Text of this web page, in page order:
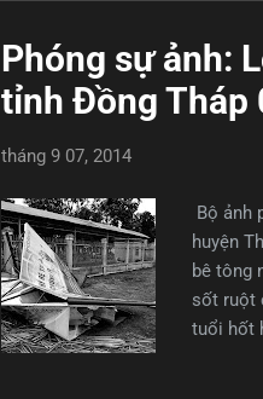
Phóng sự ảnh:
tỉnh Đồng Tháp
tháng 9 07, 2014
Bộ ảnh
huyện
bê tông
sốt ruột
tuổi hốt